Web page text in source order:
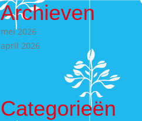
Archieven
mei 2026
april 2026
Categorieën